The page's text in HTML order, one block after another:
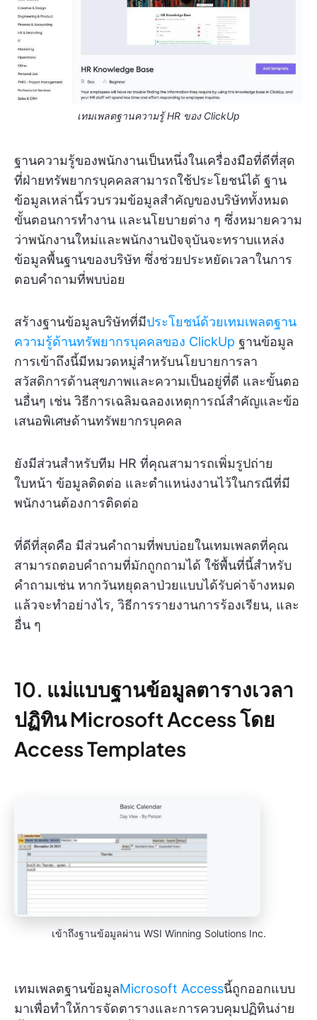
เทมเพลตฐานความรู้ HR ของ ClickUp
ฐานความรู้ของพนักงานเป็นหนึ่งในเครื่องมือที่ดีที่สุด
ที่ฝ่ายทรัพยากรบุคคลสามารถใช้ประโยชน์ได้ ฐาน
ข้อมูลเหล่านี้รวบรวมข้อมูลสำคัญของบริษัททั้งหมด
ขั้นตอนการทำงาน และนโยบายต่าง ๆ ซึ่งหมายความ
ว่าพนักงานใหม่และพนักงานปัจจุบันจะทราบแหล่ง
ข้อมูลพื้นฐานของบริษัท ซึ่งช่วยประหยัดเวลาในการ
ตอบคำถามที่พบบ่อย
สร้างฐานข้อมูลบริษัทที่มีประโยชน์ด้วยเทมเพลตฐาน
ความรู้ด้านทรัพยากรบุคคลของ ClickUp ฐานข้อมูล
การเข้าถึงนี้มีหมวดหมู่สำหรับนโยบายการลา
สวัสดิการด้านสุขภาพและความเป็นอยู่ที่ดี และขั้นตอ
นอื่นๆ เช่น วิธีการเฉลิมฉลองเหตุการณ์สำคัญและข้อ
เสนอพิเศษด้านทรัพยากรบุคคล
ยังมีส่วนสำหรับทีม HR ที่คุณสามารถเพิ่มรูปถ่าย
ใบหน้า ข้อมูลติดต่อ และตำแหน่งงานไว้ในกรณีที่มี
พนักงานต้องการติดต่อ
ที่ดีที่สุดคือ มีส่วนคำถามที่พบบ่อยในเทมเพลตที่คุณ
สามารถตอบคำถามที่มักถูกถามได้ ใช้พื้นที่นี้สำหรับ
คำถามเช่น หากวันหยุดลาป่วยแบบได้รับค่าจ้างหมด
แล้วจะทำอย่างไร, วิธีการรายงานการร้องเรียน, และ
อื่น ๆ
10. แม่แบบฐานข้อมูลตารางเวลา
ปฏิทิน Microsoft Access โดย
Access Templates
เข้าถึงฐานข้อมูลผ่าน WSI Winning Solutions Inc.
เทมเพลตฐานข้อมูลMicrosoft Accessนี้ถูกออกแบบ
มาเพื่อทำให้การจัดตารางและการควบคุมปฏิทินง่าย